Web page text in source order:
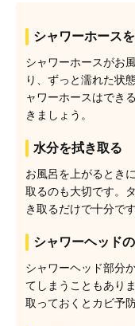
シャワーホース
シャワーホースがお
り、ずっと濡れた状
ャワーホースはでき
きましょう。
水分を拭き取る
お風呂を上がるとき
取るのも大切です。
き取るだけで十分です
シャワーヘッド
シャワーヘッド部分
てしまうこともあり
取っておくとカビ予